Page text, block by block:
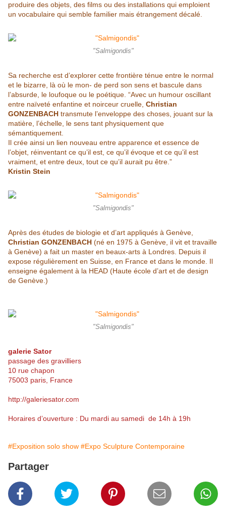
produire des objets, des films ou des installations qui emploient
un vocabulaire qui semble familier mais étrangement décalé.
"Salmigondis"
Sa recherche est d’explorer cette frontière ténue entre le normal
et le bizarre, là où le mon- de perd son sens et bascule dans
l’absurde, le loufoque ou le poétique. “Avec un humour oscillant
entre naïveté enfantine et noirceur cruelle, Christian
GONZENBACH transmute l’enveloppe des choses, jouant sur la
matière, l’échelle, le sens tant physiquement que
sémantiquement.
Il crée ainsi un lien nouveau entre apparence et essence de
l’objet, réinventant ce qu’il est, ce qu’il évoque et ce qu’il est
vraiment, et entre deux, tout ce qu’il aurait pu être.”
Kristin Stein
"Salmigondis"
Après des études de biologie et d’art appliqués à Genève,
Christian GONZENBACH (né en 1975 à Genève, il vit et travaille
à Genève) a fait un master en beaux-arts à Londres. Depuis il
expose régulièrement en Suisse, en France et dans le monde. Il
enseigne également à la HEAD (Haute école d’art et de design
de Genève.)
"Salmigondis"
galerie Sator
passage des gravilliers
10 rue chapon
75003 paris, France
http://galeriesator.com
Horaires d’ouverture : Du mardi au samedi de 14h à 19h
#Exposition solo show #Expo Sculpture Contemporaine
Partager